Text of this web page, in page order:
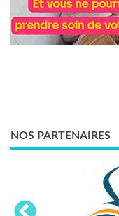
NOS PARTENAIRES